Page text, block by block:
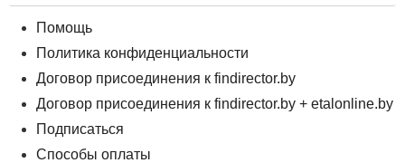
Помощь
Политика конфиденциальности
Договор присоединения к findirector.by
Договор присоединения к findirector.by + etalonline.by
Подписаться
Способы оплаты